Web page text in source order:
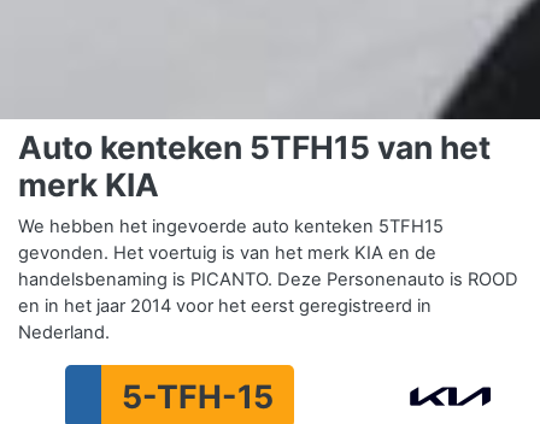
Auto kenteken 5TFH15 van het
merk KIA
We hebben het ingevoerde auto kenteken 5TFH15
gevonden. Het voertuig is van het merk KIA en de
handelsbenaming is PICANTO. Deze Personenauto is ROOD
en in het jaar 2014 voor het eerst geregistreerd in
Nederland.
5-TFH-15